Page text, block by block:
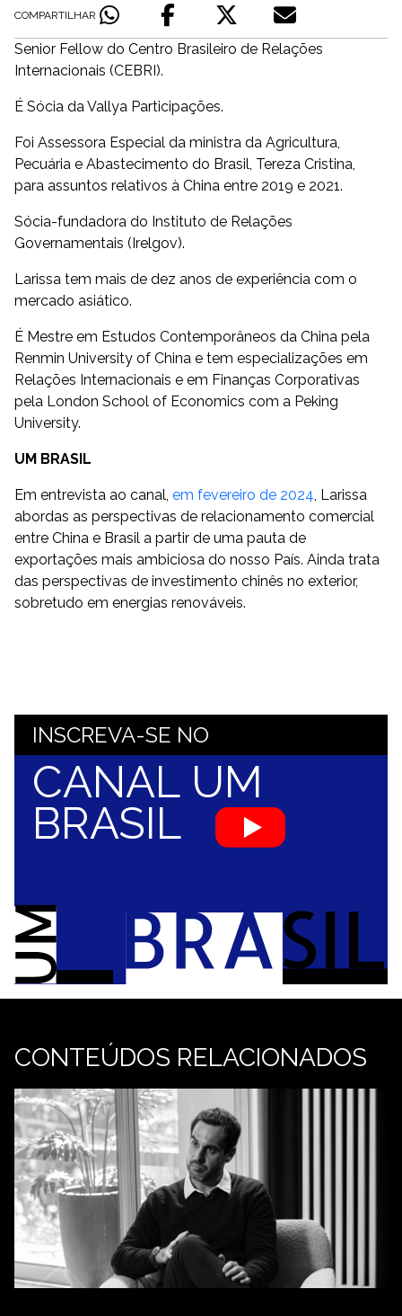
COMPARTILHAR
Senior Fellow do Centro Brasileiro de Relações
Internacionais (CEBRI).
É Sócia da Vallya Participações.
Foi Assessora Especial da ministra da Agricultura,
Pecuária e Abastecimento do Brasil, Tereza Cristina,
para assuntos relativos à China entre 2019 e 2021.
Sócia-fundadora do Instituto de Relações
Governamentais (Irelgov).
Larissa tem mais de dez anos de experiência com o
mercado asiático.
É Mestre em Estudos Contemporâneos da China pela
Renmin University of China e tem especializações em
Relações Internacionais e em Finanças Corporativas
pela London School of Economics com a Peking
University.
UM BRASIL
Em entrevista ao canal, em fevereiro de 2024, Larissa
abordas as perspectivas de relacionamento comercial
entre China e Brasil a partir de uma pauta de
exportações mais ambiciosa do nosso País. Ainda trata
das perspectivas de investimento chinês no exterior,
sobretudo em energias renováveis.
INSCREVA-SE NO
CANAL UM
BRASIL
CONTEÚDOS RELACIONADOS